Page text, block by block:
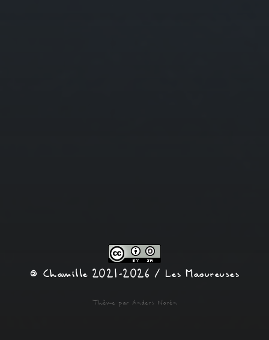
© Chamille 2021-2026 / Les Maoureuses
Thème par Anders Norén